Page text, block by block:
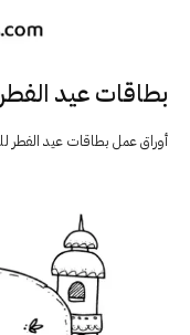
بطاقات عيد
أوراق عمل بطاقات عيد الفطر